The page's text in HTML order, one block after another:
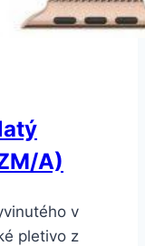
A)
v
pletivo z